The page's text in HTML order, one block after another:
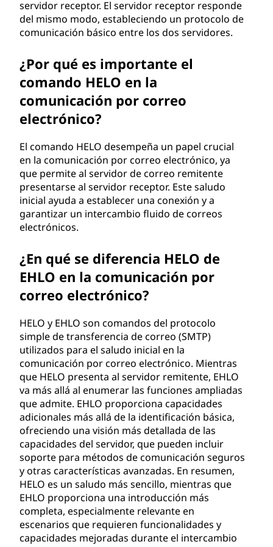
servidor receptor. El servidor receptor responde
del mismo modo, estableciendo un protocolo de
comunicación básico entre los dos servidores.
¿Por qué es importante el
comando HELO en la
comunicación por correo
electrónico?
El comando HELO desempeña un papel crucial
en la comunicación por correo electrónico, ya
que permite al servidor de correo remitente
presentarse al servidor receptor. Este saludo
inicial ayuda a establecer una conexión y a
garantizar un intercambio fluido de correos
electrónicos.
¿En qué se diferencia HELO de
EHLO en la comunicación por
correo electrónico?
HELO y EHLO son comandos del protocolo
simple de transferencia de correo (SMTP)
utilizados para el saludo inicial en la
comunicación por correo electrónico. Mientras
que HELO presenta al servidor remitente, EHLO
va más allá al enumerar las funciones ampliadas
que admite. EHLO proporciona capacidades
adicionales más allá de la identificación básica,
ofreciendo una visión más detallada de las
capacidades del servidor, que pueden incluir
soporte para métodos de comunicación seguros
y otras características avanzadas. En resumen,
HELO es un saludo más sencillo, mientras que
EHLO proporciona una introducción más
completa, especialmente relevante en
escenarios que requieren funcionalidades y
capacidades mejoradas durante el intercambio